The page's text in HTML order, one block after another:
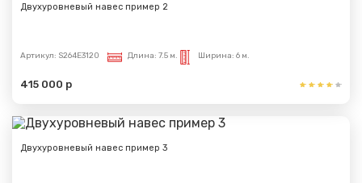
Двухуровневый навес пример 2
Артикул: S264E3120 Длина: 7.5 м. Ширина: 6 м.
415 000 р
Двухуровневый навес пример 3